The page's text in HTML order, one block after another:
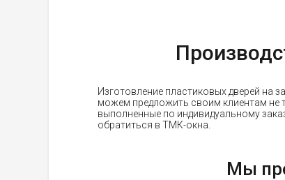
Изготовление пластиковых дверей на
можем предложить своим клиентам не
выполненные по индивидуальному
обратиться в ТМК-окна.
Мы